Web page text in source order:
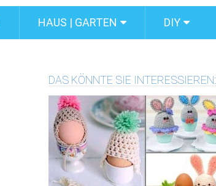
HAUS | GARTEN DIY
DAS KÖNNTE SIE INTERESSIEREN: